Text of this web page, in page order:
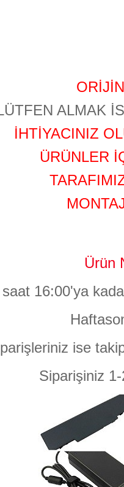
ALMAK
İHTİYACINIZ
ÜRÜNLER
Ürün
16:00'ya
ise
Siparişiniz 1-